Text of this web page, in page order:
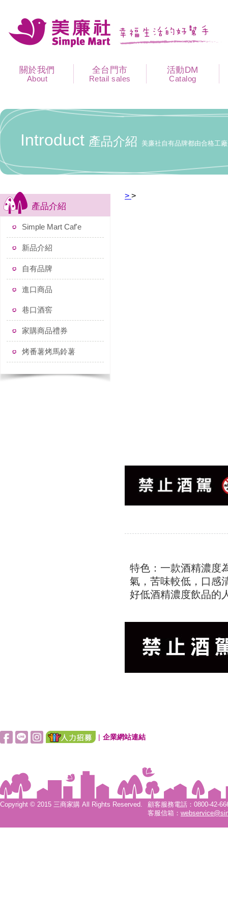
關於我們
About
全台門市
Retail sales
活動DM
Catalog
Introduct 產品介紹 美廉社自有品牌都由合格工
產品介紹
Simple Mart Caf'e
新品介紹
自有品牌
進口商品
巷口酒窖
家購商品禮券
烤番薯烤馬鈴薯
> >
特色：一款酒精濃度
氣，苦味較低，口感
好低酒精濃度飲品的
| 企業網站連結
Copyright © 2015 三商家購 All Rights Reserved.
顧客服務電話：0800-42-
客服信箱：